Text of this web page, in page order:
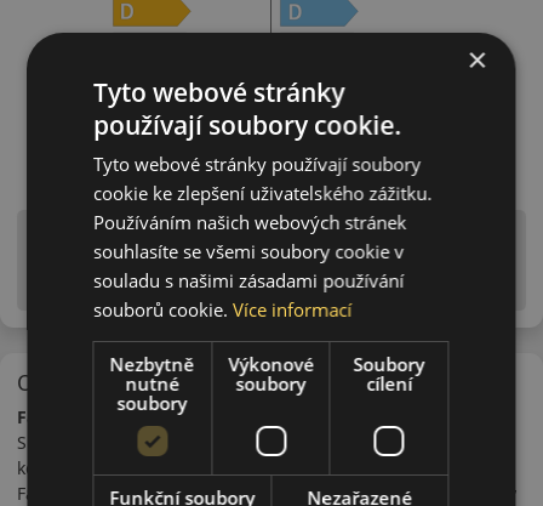
O značce
Falken
Společnost Falken byla založena v roce 1983 japonským
koncernem Sumitomo. Koncern do kterého patří i značka
Falken vyrábí ve stejné továrně a na stejné lince i pneumatiky
Upozornění! Hodnoty na štítku jsou pouze
informativního charakteru. Mohou být dodány pneumatiky
is EU štítky ve smyslu dosud platné (předchozí) legislativy.
×
Tyto webové stránky
používají soubory cookie.
Tyto webové stránky používají soubory
cookie ke zlepšení uživatelského zážitku.
Používáním našich webových stránek
souhlasíte se všemi soubory cookie v
souladu s našimi zásadami používání
souborů cookie.Více informací
Nezbytně
nutné
soubory
Výkonové
soubory
Soubory
cílení
Funkční soubory
Nezařazené